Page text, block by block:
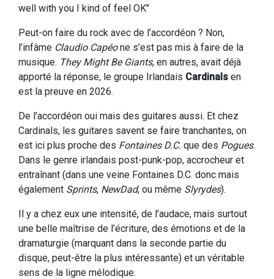
well with you I kind of feel OK"
Peut-on faire du rock avec de l’accordéon ? Non,
l’infâme Claudio Capéone s’est pas mis à faire de la
musique. They Might Be Giants, en autres, avait déjà
apporté la réponse, le groupe Irlandais Cardinals en
est la preuve en 2026.
De l’accordéon oui mais des guitares aussi. Et chez
Cardinals, les guitares savent se faire tranchantes, on
est ici plus proche des Fontaines D.C. que des Pogues.
Dans le genre irlandais post-punk-pop, accrocheur et
entraînant (dans une veine Fontaines D.C. donc mais
également Sprints, NewDad, ou même Slyrydes).
Il y a chez eux une intensité, de l’audace, mais surtout
une belle maîtrise de l’écriture, des émotions et de la
dramaturgie (marquant dans la seconde partie du
disque, peut-être la plus intéressante) et un véritable
sens de la ligne mélodique.